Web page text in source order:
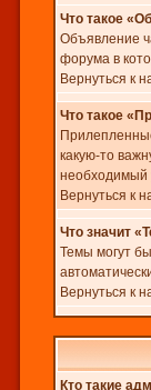
Что такое
Объявление
форума в
Вернуться к
Что такое
какую-то
необходимый
Вернуться к
Что значит
Темы могут
Вернуться к
Кто такие